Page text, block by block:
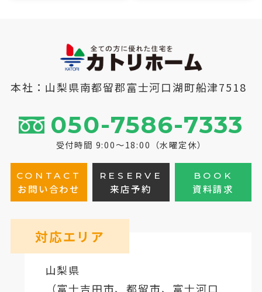
本社：山梨県南都留郡富士河口湖町船津7518
050-7586-7333
受付時間 9:00～18:00（水曜定休）
CONTACT
お問い合わせ
RESERVE
来店予約
BOOK
資料請求
対応エリア
山梨県
（富士吉田市、都留市、 富士河口